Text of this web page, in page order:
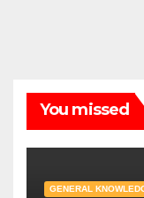
You missed
GENERAL